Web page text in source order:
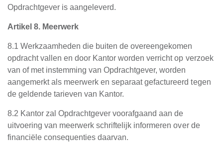
Opdrachtgever is aangeleverd.
Artikel 8. Meerwerk
8.1 Werkzaamheden die buiten de overeengekomen
opdracht vallen en door Kantor worden verricht op verzoek
van of met instemming van Opdrachtgever, worden
aangemerkt als meerwerk en separaat gefactureerd tegen
de geldende tarieven van Kantor.
8.2 Kantor zal Opdrachtgever voorafgaand aan de
uitvoering van meerwerk schriftelijk informeren over de
financiële consequenties daarvan.